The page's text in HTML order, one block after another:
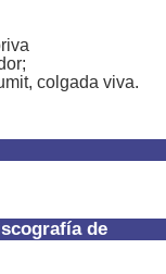
de
colgada viva.